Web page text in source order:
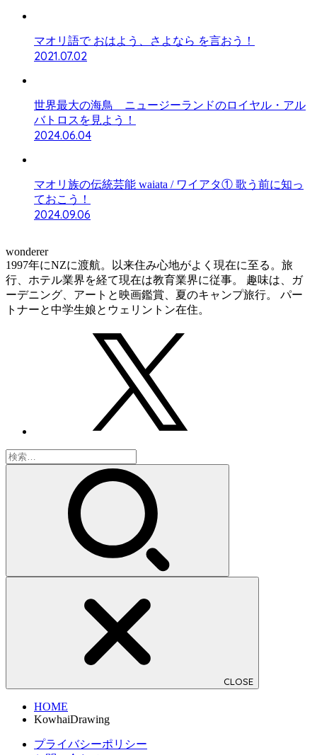
マオリ語で おはよう、さよなら を言おう！
2021.07.02
世界最大の海鳥 ニュージーランドのロイヤル・アル
バトロスを見よう！
2024.06.04
マオリ族の伝統芸能 waiata / ワイアタ① 歌う前に知っ
ておこう！
2024.09.06
wonderer
1997年にNZに渡航。以来住み心地がよく現在に至る。旅
行、ホテル業界を経て現在は教育業界に従事。 趣味は、ガ
ーデニング、アートと映画鑑賞、夏のキャンプ旅行。 パー
トナーと中学生娘とウェリントン在住。
検
索:
CLOSE
HOME
KowhaiDrawing
プライバシーポリシー